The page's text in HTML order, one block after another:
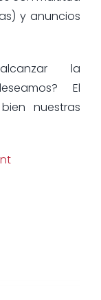
y anuncios
la
El
nuestras